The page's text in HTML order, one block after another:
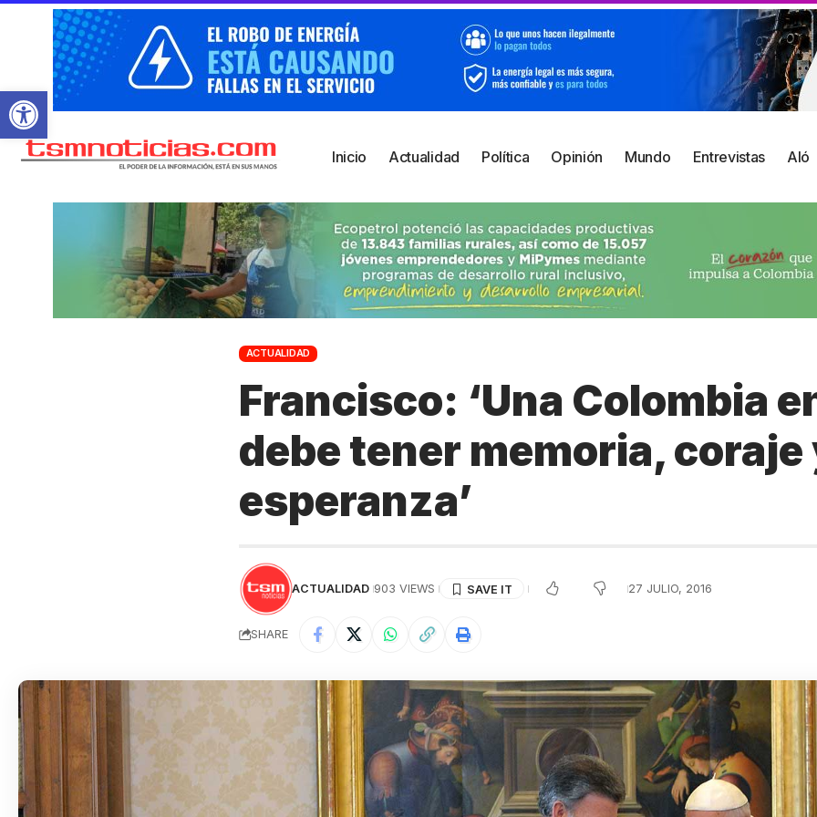
Abrir barra de herramientas
Inicio Actualidad Política Opinión Mundo Entrevistas Aló
ACTUALIDAD
Francisco: ‘Una Colombia
debe tener memoria, coraje
esperanza’
ACTUALIDAD 903 VIEWS 27 JULIO, 2016
SHARE